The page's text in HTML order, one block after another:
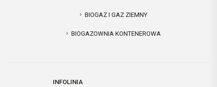
BIOGAZ I GAZ ZIEMNY
BIOGAZOWNIA KONTENEROWA
INFOLINIA